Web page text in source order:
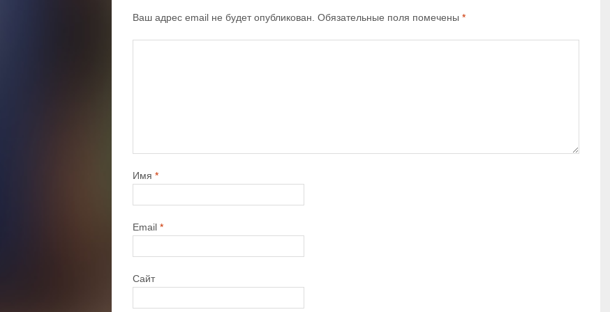
Ваш адрес email не будет опубликован. Обязательные поля помечены *
Имя *
Email *
Сайт